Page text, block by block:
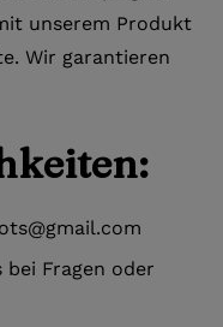
unserem Produkt
Wir garantieren
bei Fragen oder